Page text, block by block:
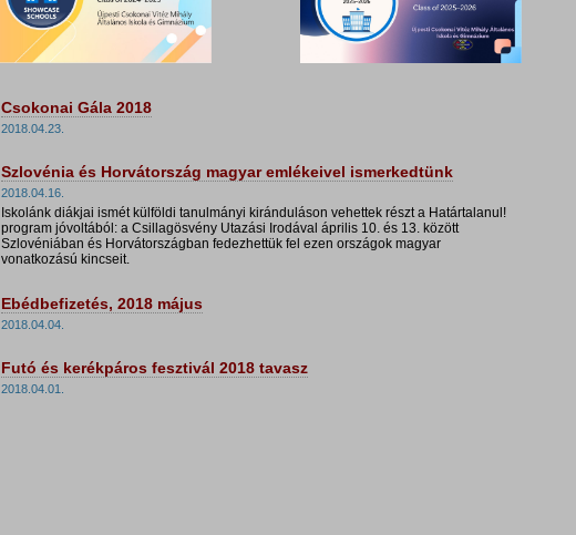
Csokonai Gála 2018
2018.04.23.
Szlovénia és Horvátország magyar emlékeivel ismerkedtünk
2018.04.16.
Iskolánk diákjai ismét külföldi tanulmányi kiránduláson vehettek részt a Határtalanul!
program jóvoltából: a Csillagösvény Utazási Irodával április 10. és 13. között
Szlovéniában és Horvátországban fedezhettük fel ezen országok magyar
vonatkozású kincseit.
Ebédbefizetés, 2018 május
2018.04.04.
Futó és kerékpáros fesztivál 2018 tavasz
2018.04.01.